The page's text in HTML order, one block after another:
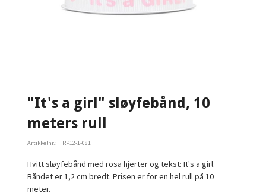
"It's a girl" sløyfebånd, 10
meters rull
Artikkelnr.: TRP12-1-081
Hvitt sløyfebånd med rosa hjerter og tekst: It's a girl.
Båndet er 1,2 cm bredt. Prisen er for en hel rull på 10
meter.